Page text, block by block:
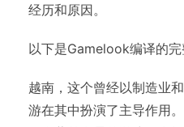
经历和原因。
以下是Gamelook编译的完
越南，这个曾经以制造业
游在其中扮演了主导作用